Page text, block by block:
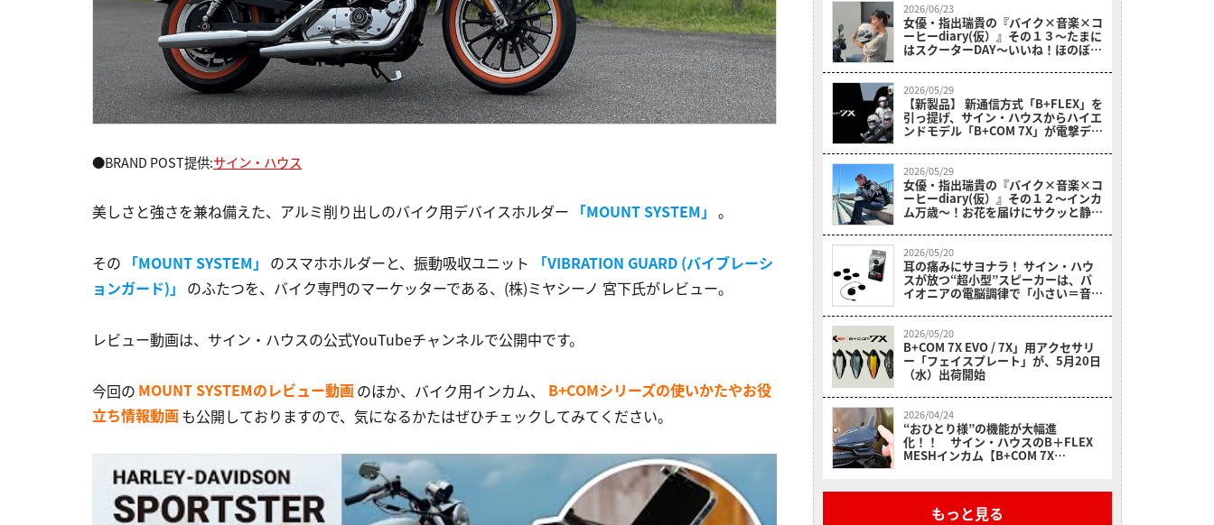
●BRAND POST提供:サイン・ハウス
美しさと強さを兼ね備えた、アルミ削り出しのバイク用デバイスホルダー 「MOUNT SYSTEM」 。
その 「MOUNT SYSTEM」 のスマホホルダーと、振動吸収ユニット
「VIBRATION GUARD (バイブレーシ
ョンガード)」 のふたつを、バイク専門のマーケッターである、(株)ミヤシーノ 宮下氏がレビュー。
レビュー動画は、サイン・ハウスの公式YouTubeチャンネルで公開中です。
今回の MOUNT SYSTEMのレビュー動画のほか、バイク用インカム、
B+COMシリーズの使いかたやお役
立ち情報動画も公開しておりますので、気になるかたはぜひチェックしてみてください。
2026/06/23
女優・指出瑞貴の『バイク×音楽×コ
ーヒーdiary(仮）』その１３〜たまに
はスクーターDAY～いいね！ほのぼの
2026/05/29
【新製品】 新通信方式「B+FLEX」を
引っ提げ、サイン・ハウスからハイエ
ンドモデル「B+COM 7X」が電撃デビ
2026/05/29
女優・指出瑞貴の『バイク×音楽×コ
ーヒーdiary(仮）』その１２〜インカ
ム万歳～！お花を届けにサクッと静岡
2026/05/20
耳の痛みにサヨナラ！ サイン・ハウ
スが放つ“超小型”スピーカーは、パ
イオニアの電脳調律で「小さい＝音が
2026/05/20
B+COM 7X EVO / 7X」用アクセサリ
ー「フェイスプレート」が、5月20日
（水）出荷開始
2026/04/24
“おひとり様”の機能が大幅進
化！！ サイン・ハウスのB＋FLEX
MESHインカム【B+COM 7X
もっと見る